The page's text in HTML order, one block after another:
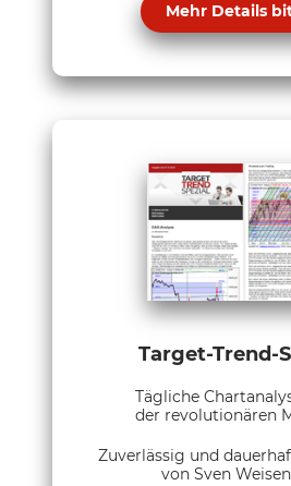
Mehr Details
Target-Trend-
Tägliche
der revolutionären
Zuverlässig und
von Sven